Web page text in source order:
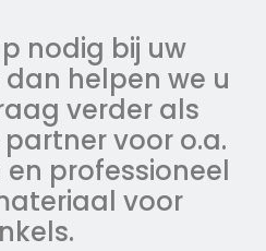
nodig bij uw
helpen we u
verder als
voor o.a.
professioneel
voor